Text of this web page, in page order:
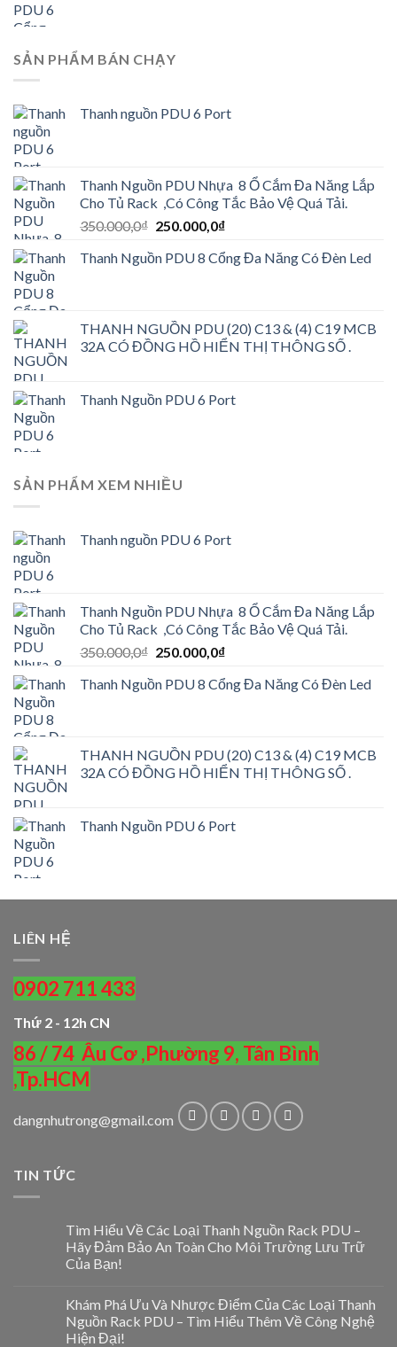
SẢN PHẨM BÁN CHẠY
Thanh nguồn PDU 6 Port
Thanh Nguồn PDU Nhựa 8 Ổ Cắm Đa Năng Lắp
Cho Tủ Rack ,Có Công Tắc Bảo Vệ Quá Tải.
350.000,0₫ Giá
là:
250.000,0₫Giá
tại
Thanh Nguồn PDU 8 Cổng Đa Năng Có Đèn Led
THANH NGUỒN PDU (20) C13 & (4) C19 MCB
32A CÓ ĐỒNG HỒ HIỂN THỊ THÔNG SỐ .
Thanh Nguồn PDU 6 Port
SẢN PHẨM XEM NHIỀU
Thanh nguồn PDU 6 Port
Thanh Nguồn PDU Nhựa 8 Ổ Cắm Đa Năng Lắp
Cho Tủ Rack ,Có Công Tắc Bảo Vệ Quá Tải.
350.000,0₫ Giá
là:
250.000,0₫Giá
tại
Thanh Nguồn PDU 8 Cổng Đa Năng Có Đèn Led
THANH NGUỒN PDU (20) C13 & (4) C19 MCB
32A CÓ ĐỒNG HỒ HIỂN THỊ THÔNG SỐ .
Thanh Nguồn PDU 6 Port
LIÊN HỆ
0902 711 433
Thứ 2 - 12h CN
86 / 74 Âu Cơ ,Phường 9, Tân Bình
,Tp.HCM
dangnhutrong@gmail.com
TIN TỨC
Tìm Hiểu Về Các Loại Thanh Nguồn Rack PDU –
Hãy Đảm Bảo An Toàn Cho Môi Trường Lưu Trữ
Của Bạn!
Khám Phá Ưu Và Nhược Điểm Của Các Loại Thanh
Nguồn Rack PDU – Tìm Hiểu Thêm Về Công Nghệ
Hiện Đại!